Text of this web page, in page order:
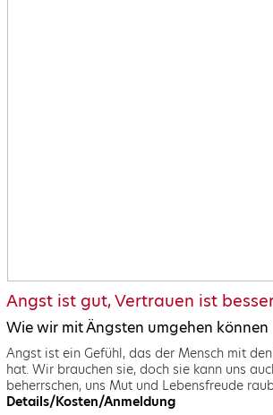
Angst ist gut, Vertrauen ist
Wie wir mit Ängsten umgehen können
Angst ist ein Gefühl, das der Mensch mit
hat. Wir brauchen sie, doch sie kann uns
beherrschen, uns Mut und Lebensfreude
Details/Kosten/Anmeldung